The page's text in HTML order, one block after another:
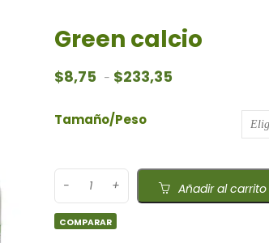
Green calcio
$8,75 - $233,35
Tamaño/Peso
Añadir al carrito
COMPARAR